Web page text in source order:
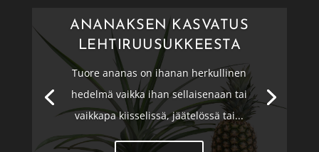
ANANAKSEN KASVATUS
LEHTIRUUSUKKEESTA
Tuore ananas on ihanan herkullinen
hedelmä vaikka ihan sellaisenaan tai
vaikkapa kiisselissä, jäätelössä tai...